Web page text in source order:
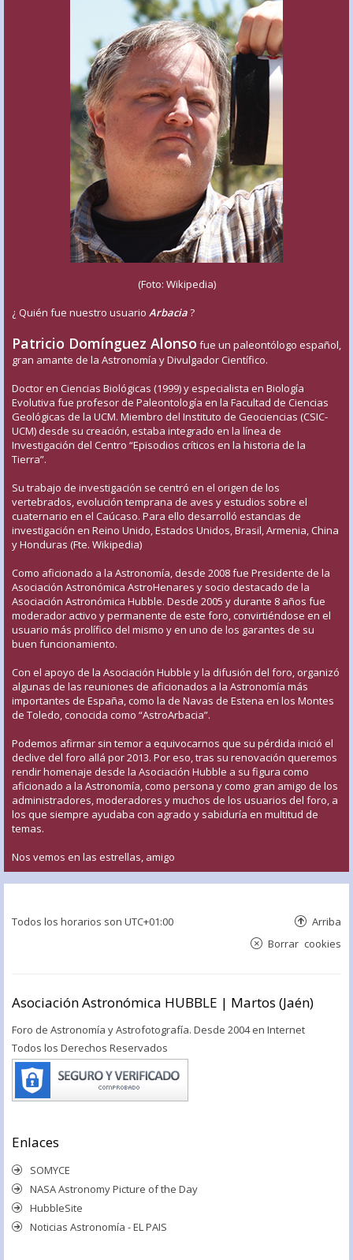
(Foto: Wikipedia)
¿ Quién fue nuestro usuario Arbacia?
Patricio Domínguez Alonso fue un paleontólogo español,
gran amante de la Astronomía y Divulgador Científico.
Doctor en Ciencias Biológicas (1999) y especialista en Biología
Evolutiva fue profesor de Paleontología en la Facultad de Ciencias
Geológicas de la UCM. Miembro del Instituto de Geociencias (CSIC-
UCM) desde su creación, estaba integrado en la línea de
Investigación del Centro “Episodios críticos en la historia de la
Tierra”.
Su trabajo de investigación se centró en el origen de los
vertebrados, evolución temprana de aves y estudios sobre el
cuaternario en el Caúcaso. Para ello desarrolló estancias de
investigación en Reino Unido, Estados Unidos, Brasil, Armenia, China
y Honduras (Fte. Wikipedia)
Como aficionado a la Astronomía, desde 2008 fue Presidente de la
Asociación Astronómica AstroHenares y socio destacado de la
Asociación Astronómica Hubble. Desde 2005 y durante 8 años fue
moderador activo y permanente de este foro, convirtiéndose en el
usuario más prolífico del mismo y en uno de los garantes de su
buen funcionamiento.
Con el apoyo de la Asociación Hubble y la difusión del foro, organizó
algunas de las reuniones de aficionados a la Astronomía más
importantes de España, como la de Navas de Estena en los Montes
de Toledo, conocida como “AstroArbacia”.
Podemos afirmar sin temor a equivocarnos que su pérdida inició el
declive del foro allá por 2013. Por eso, tras su renovación queremos
rendir homenaje desde la Asociación Hubble a su figura como
aficionado a la Astronomía, como persona y como gran amigo de los
administradores, moderadores y muchos de los usuarios del foro, a
los que siempre ayudaba con agrado y sabiduría en multitud de
temas.
Nos vemos en las estrellas, amigo
Todos los horarios son UTC+01:00 Arriba
Borrar cookies
Asociación Astronómica HUBBLE | Martos (Jaén)
Foro de Astronomía y Astrofotografía. Desde 2004 en Internet
Todos los Derechos Reservados
Enlaces
SOMYCE
NASA Astronomy Picture of the Day
HubbleSite
Noticias Astronomía - EL PAIS